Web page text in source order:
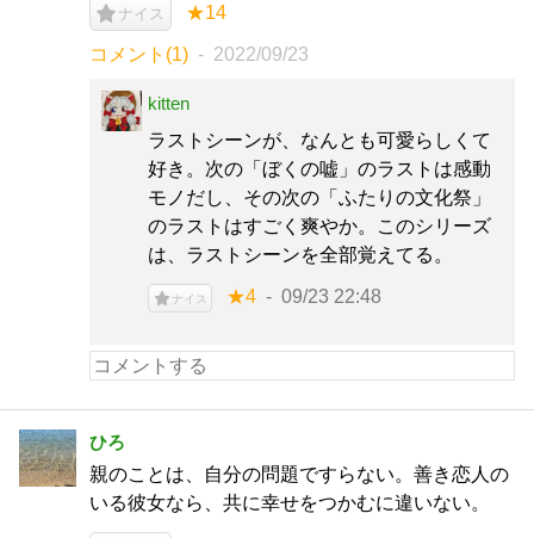
ナイス ★14
コメント(1) 2022/09/23
kitten
ラストシーンが、なんとも可愛らしくて
好き。次の「ぼくの嘘」のラストは感動
モノだし、その次の「ふたりの文化祭」
のラストはすごく爽やか。このシリーズ
は、ラストシーンを全部覚えてる。
ナイス ★4 09/23 22:48
ひろ
親のことは、自分の問題ですらない。善き恋人の
いる彼女なら、共に幸せをつかむに違いない。